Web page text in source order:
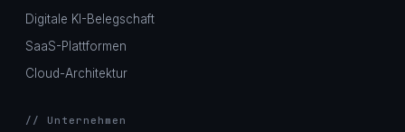
Digitale KI-Belegschaft
SaaS-Plattformen
Cloud-Architektur
// Unternehmen